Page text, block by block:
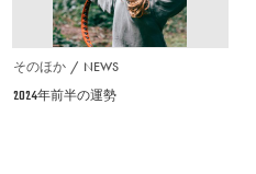
そのほか NEWS
2024年前半の運勢